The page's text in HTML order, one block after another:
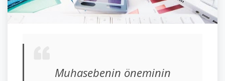
Muhasebenin öneminin